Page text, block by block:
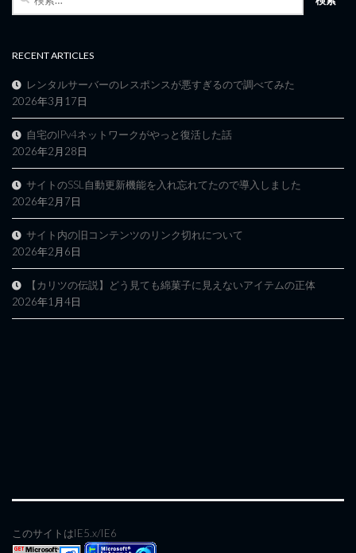
RECENT ARTICLES
レンタルサーバーのレスポンスが悪すぎるので調べてみた
2026年3月17日
自宅のIPv4ネットワークがやっと復活した話
2026年2月28日
サイトのSSL自動更新機能を入れ忘れてたので導入しました
2026年2月7日
サイト内の旧コンテンツのリンク切れについて
2026年2月6日
【カリツの伝説】どう見ても綿菓子に見えないアイテムの正体
2026年1月4日
このサイトはIE5.x/IE6